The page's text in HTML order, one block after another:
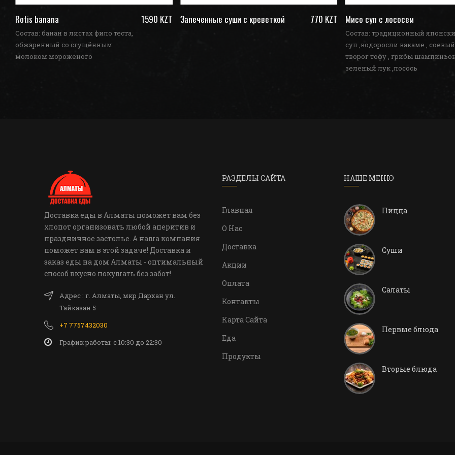
Rotis banana 1590 KZT
Состав: банан в листах фило теста,
обжаренный со сгущённым
молоком мороженого
Запеченные суши с креветкой 770 KZT Мисо суп с лососем
Состав: традиционный
суп ,водоросли вакаме , соевый
творог тофу , грибы
зеленый лук ,лосось
Доставка еды в Алматы поможет вам без
хлопот организовать любой аперитив и
праздничное застолье. А наша компания
поможет вам в этой задаче! Доставка и
заказ еды на дом Алматы - оптимальный
способ вкусно покушать без забот!
Адрес : г. Алматы, мкр Дархан ул.
Тайказан 5
+7 7757432030
График работы: c 10:30 до 22:30
РАЗДЕЛЫ САЙТА
Главная
О Нас
Доставка
Акции
Оплата
Контакты
Карта Сайта
Еда
Продукты
НАШЕ МЕНЮ
Пицца
Суши
Салаты
Первые блюда
Вторые блюда